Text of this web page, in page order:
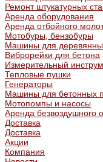
Ремонт штукатурных
Аренда оборудования
Аренда отбойного
Мотобуры, бензобуры
Машины для
Виброрейки для бетона
Измерительный
Тепловые пушки
Генераторы
Машины для бетонных
Мотопомпы и насосы
Аренда безвоздушного
Доставка
Доставка
Акции
Компания